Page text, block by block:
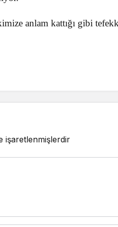
anlam kattığı gibi
işaretlenmişlerdir